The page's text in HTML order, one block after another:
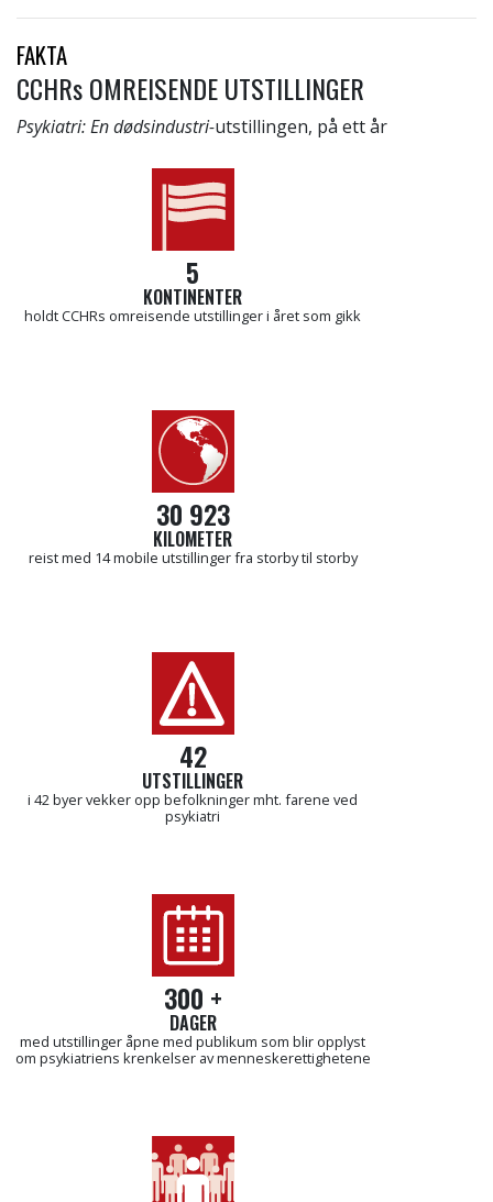
FAKTA
CCHRs OMREISENDE UTSTILLINGER
Psykiatri: En dødsindustri-utstillingen, på ett år
5
KONTINENTER
holdt CCHRs omreisende utstillinger i året som gikk
30 923
KILOMETER
reist med 14 mobile utstillinger fra storby til storby
42
UTSTILLINGER
i 42 byer vekker opp befolkninger mht. farene ved
psykiatri
300 +
DAGER
med utstillinger åpne med publikum som blir opplyst
om psykiatriens krenkelser av menneskerettighetene